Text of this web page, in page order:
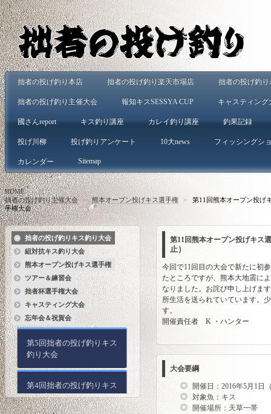
拙者の投げ釣り本店 拙者の投げ釣り楽天市場店 拙者の投げ釣り
拙者の投げ釣り主催大会 報知キスSESSYA CUP キャスティング
國さんreport キス釣り講座 カレイ釣り講座 釣果記録
投げ川柳 投げ釣りアンケート 10大news フィッシングシ
カレンダー Sitemap
HOME>
拙者の投げ釣り主催大会 > 熊本オープン投げキス選手権 >
第11回熊本オープン投げ
手権大会
第11回熊本オープン投げキス
止）
今回で11回目の大会で新たに初
たところですが、熊本大地震に
なりました。お詫び申し上げま
所生活を送られていています。
す。
開催責任者 K ・ハンター
大会要綱
開催日：2016年5月1日
対象魚：キス
開催場所：天草一帯
拙者の投げ釣りキス釣り大会
組対抗キス釣り大会
熊本オープン投げキス選手権
ツアー＆練習会
拙者杯選手権大会
キャスティング大会
忘年会＆祝賀会
第5回拙者の投げ釣りキス
釣り大会
第4回拙者の投げ釣りキス
釣り大会